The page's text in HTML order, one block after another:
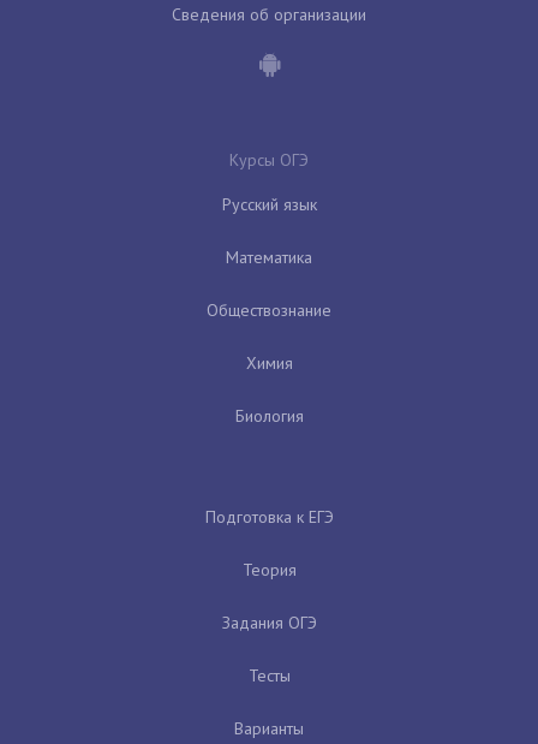
Сведения об организации
Курсы ОГЭ
Русский язык
Математика
Обществознание
Химия
Биология
Подготовка к ЕГЭ
Теория
Задания ОГЭ
Тесты
Варианты